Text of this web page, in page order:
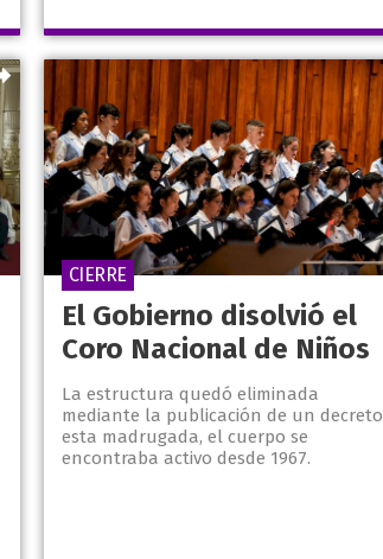
El Gobierno disolvió el
Coro Nacional de Niños
La estructura quedó eliminada
mediante la publicación de un decreto
esta madrugada, el cuerpo se
encontraba activo desde 1967.
CIERRE